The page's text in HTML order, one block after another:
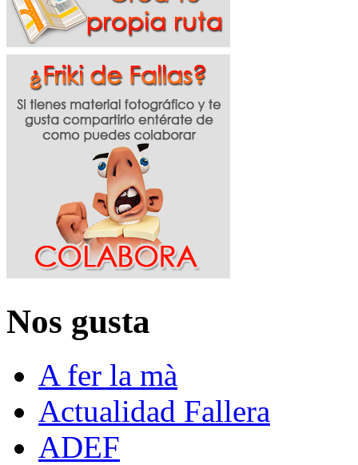
Nos gusta
A fer la mà
Actualidad Fallera
ADEF